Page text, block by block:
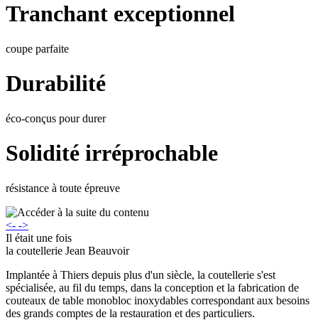
Tranchant exceptionnel
coupe parfaite
Durabilité
éco-conçus pour durer
Solidité irréprochable
résistance à toute épreuve
<- ->
Il était une fois
la coutellerie Jean Beauvoir
Implantée à Thiers depuis plus d'un siècle, la coutellerie s'est
spécialisée, au fil du temps, dans la conception et la fabrication de
couteaux de table monobloc inoxydables correspondant aux besoins
des grands comptes de la restauration et des particuliers.